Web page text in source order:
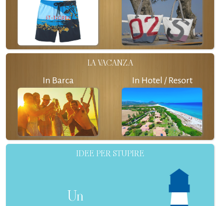
LA VACANZA
In Barca In Hotel / Resort
IDEE PER STUPIRE
Un